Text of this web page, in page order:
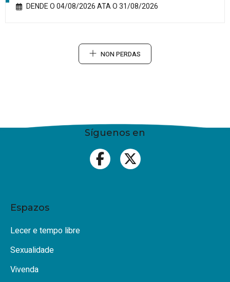
DENDE O 04/08/2026 ATA O 31/08/2026
NON PERDAS
Síguenos en
Espazos
Lecer e tempo libre
Sexualidade
Vivenda